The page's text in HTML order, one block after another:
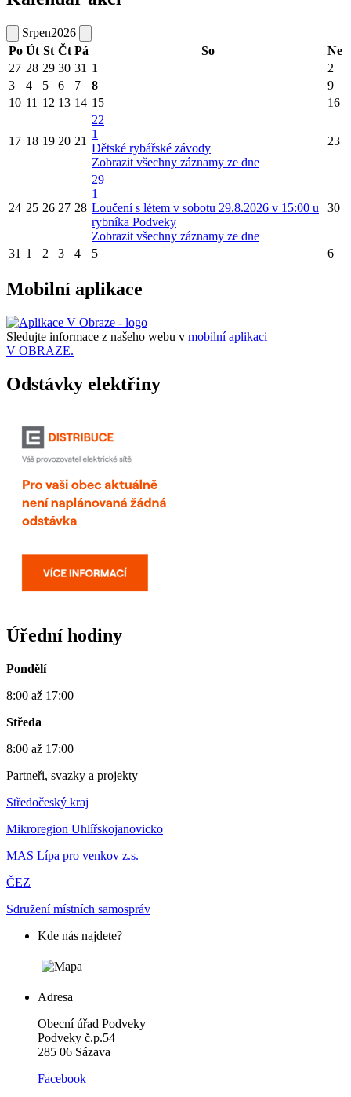
Srpen2026
Po Út St Čt Pá So
Ne
27 28 29 30 31 1
2
3
4 5 6 7 8
9
10 11 12 13 14 15 16
17 18 19 20 21
22
1
Dětské rybářské závody
Zobrazit všechny záznamy ze dne
23
24 25 26 27 28
29
1
Loučení s létem v sobotu 29.8.2026 v 15:00 u
rybníka Podveky
Zobrazit všechny záznamy ze dne
30
31 1 2 3 4 5 6
Mobilní aplikace
Sledujte informace z našeho webu v mobilní aplikaci –
V OBRAZE.
Odstávky elektřiny
Úřední hodiny
Pondělí
8:00 až 17:00
Středa
8:00 až 17:00
Partneři, svazky a projekty
Středočeský kraj
Mikroregion Uhlířskojanovicko
MAS Lípa pro venkov z.s.
ČEZ
Sdružení místních samospráv
Kde nás najdete?
Adresa
Obecní úřad Podveky
Podveky č.p.54
285 06 Sázava
Facebook